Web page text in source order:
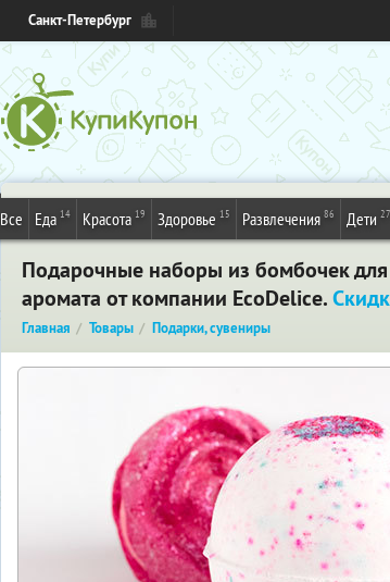
Санкт-Петербург
Все Еда 14 Красота 19 Здоровье 15 Развлечения 86 Дети 27
Подарочные наборы из бомбочек
аромата от компании ЕcoDelice.
Главная Товары Подарки, сувениры